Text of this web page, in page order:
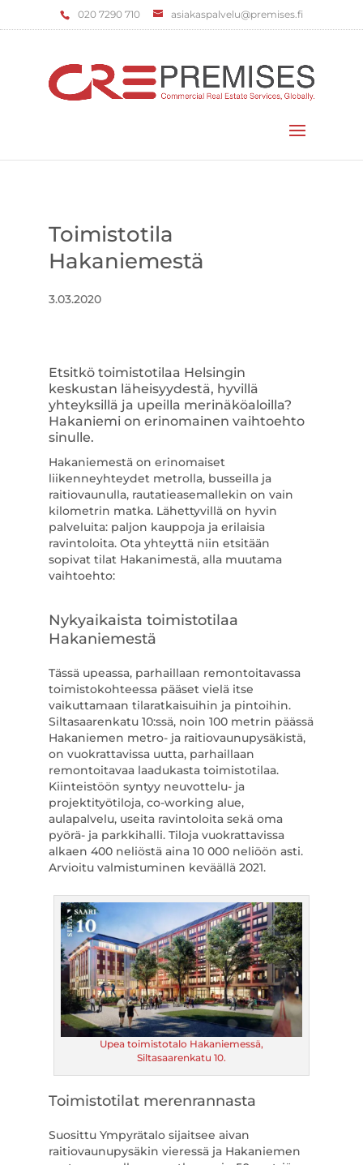
‌020 7290 710 asiakaspalvelu@premises.fi
Toimistotila
Hakaniemestä
3.03.2020
Etsitkö toimistotilaa Helsingin
keskustan läheisyydestä, hyvillä
yhteyksillä ja upeilla merinäköaloilla?
Hakaniemi on erinomainen vaihtoehto
sinulle.
Hakaniemestä on erinomaiset
liikenneyhteydet metrolla, busseilla ja
raitiovaunulla, rautatieasemallekin on vain
kilometrin matka. Lähettyvillä on hyvin
palveluita: paljon kauppoja ja erilaisia
ravintoloita. Ota yhteyttä niin etsitään
sopivat tilat Hakanimestä, alla muutama
vaihtoehto:
Nykyaikaista toimistotilaa
Hakaniemestä
Tässä upeassa, parhaillaan remontoitavassa
toimistokohteessa pääset vielä itse
vaikuttamaan tilaratkaisuihin ja pintoihin.
Siltasaarenkatu 10:ssä, noin 100 metrin päässä
Hakaniemen metro- ja raitiovaunupysäkistä,
on vuokrattavissa uutta, parhaillaan
remontoitavaa laadukasta toimistotilaa.
Kiinteistöön syntyy neuvottelu- ja
projektityötiloja, co-working alue,
aulapalvelu, useita ravintoloita sekä oma
pyörä- ja parkkihalli. Tiloja vuokrattavissa
alkaen 400 neliöstä aina 10 000 neliöön asti.
Arvioitu valmistuminen keväällä 2021.
Upea toimistotalo Hakaniemessä,
Siltasaarenkatu 10.
Toimistotilat merenrannasta
Suosittu Ympyrätalo sijaitsee aivan
raitiovaunupysäkin vieressä ja Hakaniemen